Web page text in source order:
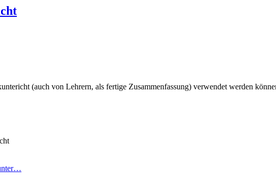
(auch von Lehrern, als fertige Zusammenfassung) verwendet werden